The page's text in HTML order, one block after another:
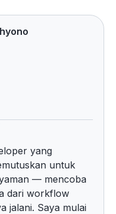
yang
untuk
— mencoba
dari workflow
jalani. Saya mulai